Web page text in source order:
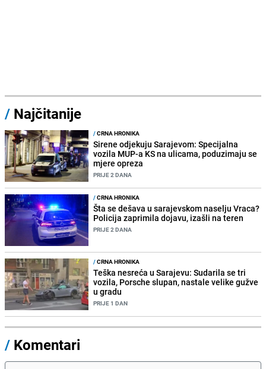
/ Najčitanije
/CRNA HRONIKA
Sirene odjekuju Sarajevom: Specijalna
vozila MUP-a KS na ulicama, poduzimaju se
mjere opreza
PRIJE 2 DANA
/CRNA HRONIKA
Šta se dešava u sarajevskom naselju Vraca?
Policija zaprimila dojavu, izašli na teren
PRIJE 2 DANA
/CRNA HRONIKA
Teška nesreća u Sarajevu: Sudarila se tri
vozila, Porsche slupan, nastale velike gužve
u gradu
PRIJE 1 DAN
/ Komentari